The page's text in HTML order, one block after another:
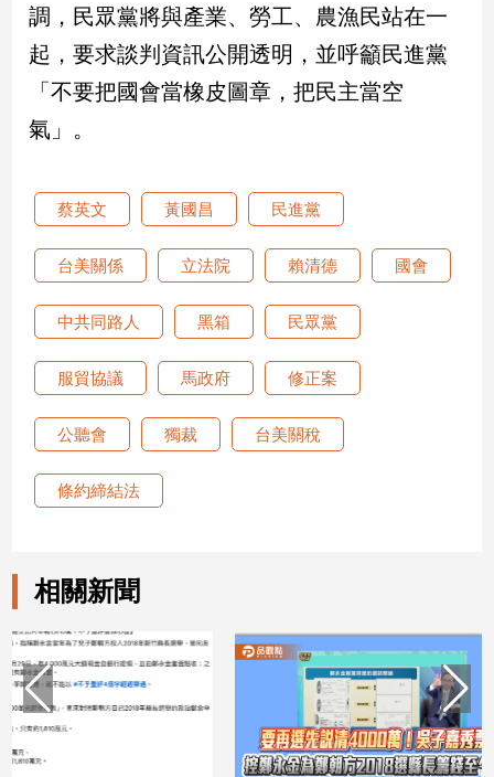
毒
專
區
南
台
灣
樂
聞
流
行/
時
調，民眾黨將與產業、勞工、農漁民站在一
起，要求談判資訊公開透明，並呼籲民進黨
「不要把國會當橡皮圖章，把民主當空
氣」。
蔡英文 黃國昌 民進黨
台美關係 立法院 賴清德 國會
中共同路人 黑箱 民眾黨
服貿協議 馬政府 修正案
公聽會 獨裁 台美關稅
條約締結法
相關新聞